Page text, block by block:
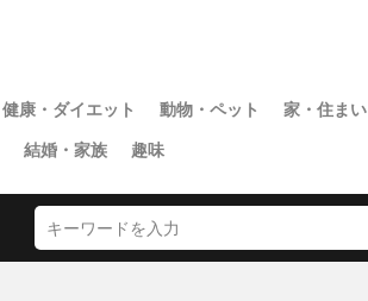
健康・ダイエット 動物・ペット
家・住まい
結婚・家族 趣味